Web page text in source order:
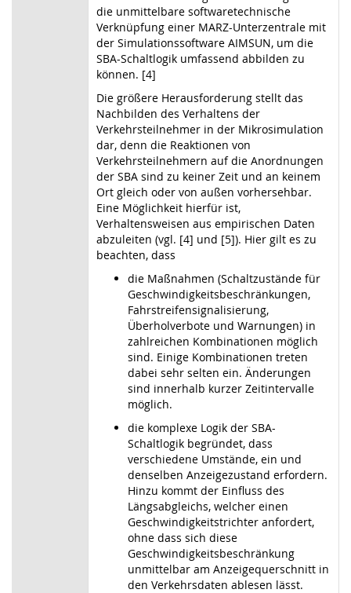
die unmittelbare softwaretechnische
Verknüpfung einer MARZ-Unterzentrale mit
der Simulationssoftware AIMSUN, um die
SBA-Schaltlogik umfassend abbilden zu
können. [4]
Die größere Herausforderung stellt das
Nachbilden des Verhaltens der
Verkehrsteilnehmer in der Mikrosimulation
dar, denn die Reaktionen von
Verkehrsteilnehmern auf die Anordnungen
der SBA sind zu keiner Zeit und an keinem
Ort gleich oder von außen vorhersehbar.
Eine Möglichkeit hierfür ist,
Verhaltensweisen aus empirischen Daten
abzuleiten (vgl. [4] und [5]). Hier gilt es zu
beachten, dass
die Maßnahmen (Schaltzustände für
Geschwindigkeitsbeschränkungen,
Fahrstreifensignalisierung,
Überholverbote und Warnungen) in
zahlreichen Kombinationen möglich
sind. Einige Kombinationen treten
dabei sehr selten ein. Änderungen
sind innerhalb kurzer Zeitintervalle
möglich.
die komplexe Logik der SBA-
Schaltlogik begründet, dass
verschiedene Umstände, ein und
denselben Anzeigezustand erfordern.
Hinzu kommt der Einfluss des
Längsabgleichs, welcher einen
Geschwindigkeitstrichter anfordert,
ohne dass sich diese
Geschwindigkeitsbeschränkung
unmittelbar am Anzeigequerschnitt in
den Verkehrsdaten ablesen lässt.